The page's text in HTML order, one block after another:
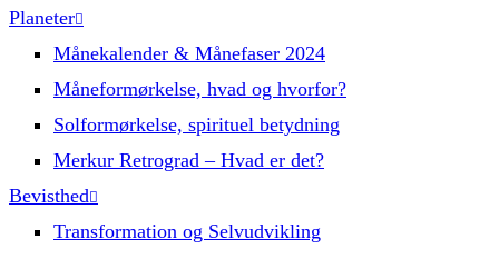
Planeter
Månekalender & Månefaser 2024
Måneformørkelse, hvad og hvorfor?
Solformørkelse, spirituel betydning
Merkur Retrograd – Hvad er det?
Bevisthed
Transformation og Selvudvikling